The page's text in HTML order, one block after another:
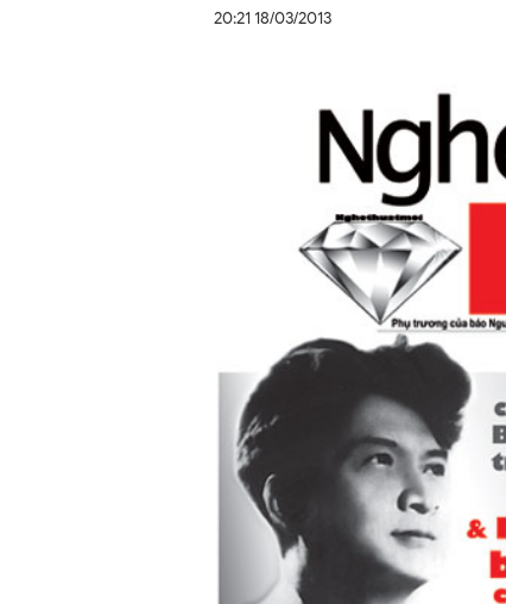
20:21 18/03/2013